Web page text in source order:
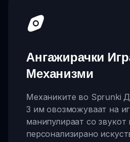
Ангажирачки
Механизми
Механиките во Sprunki
3 им овозможуваат на
манипулираат со звукот
персонализирано